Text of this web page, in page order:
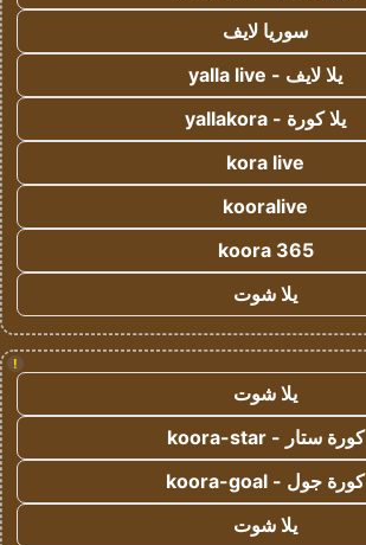
سوريا لايف
يلا لايف - yalla live
يلا كورة - yallakora
kora live
kooralive
koora 365
يلا شوت
!
يلا شوت
كورة ستار - koora-star
كورة جول - koora-goal
يلا شوت